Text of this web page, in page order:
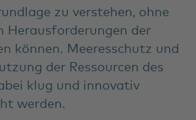
zu verstehen, ohne
Herausforderungen der
können. Meeresschutz und
der Ressourcen des
klug und innovativ
werden.